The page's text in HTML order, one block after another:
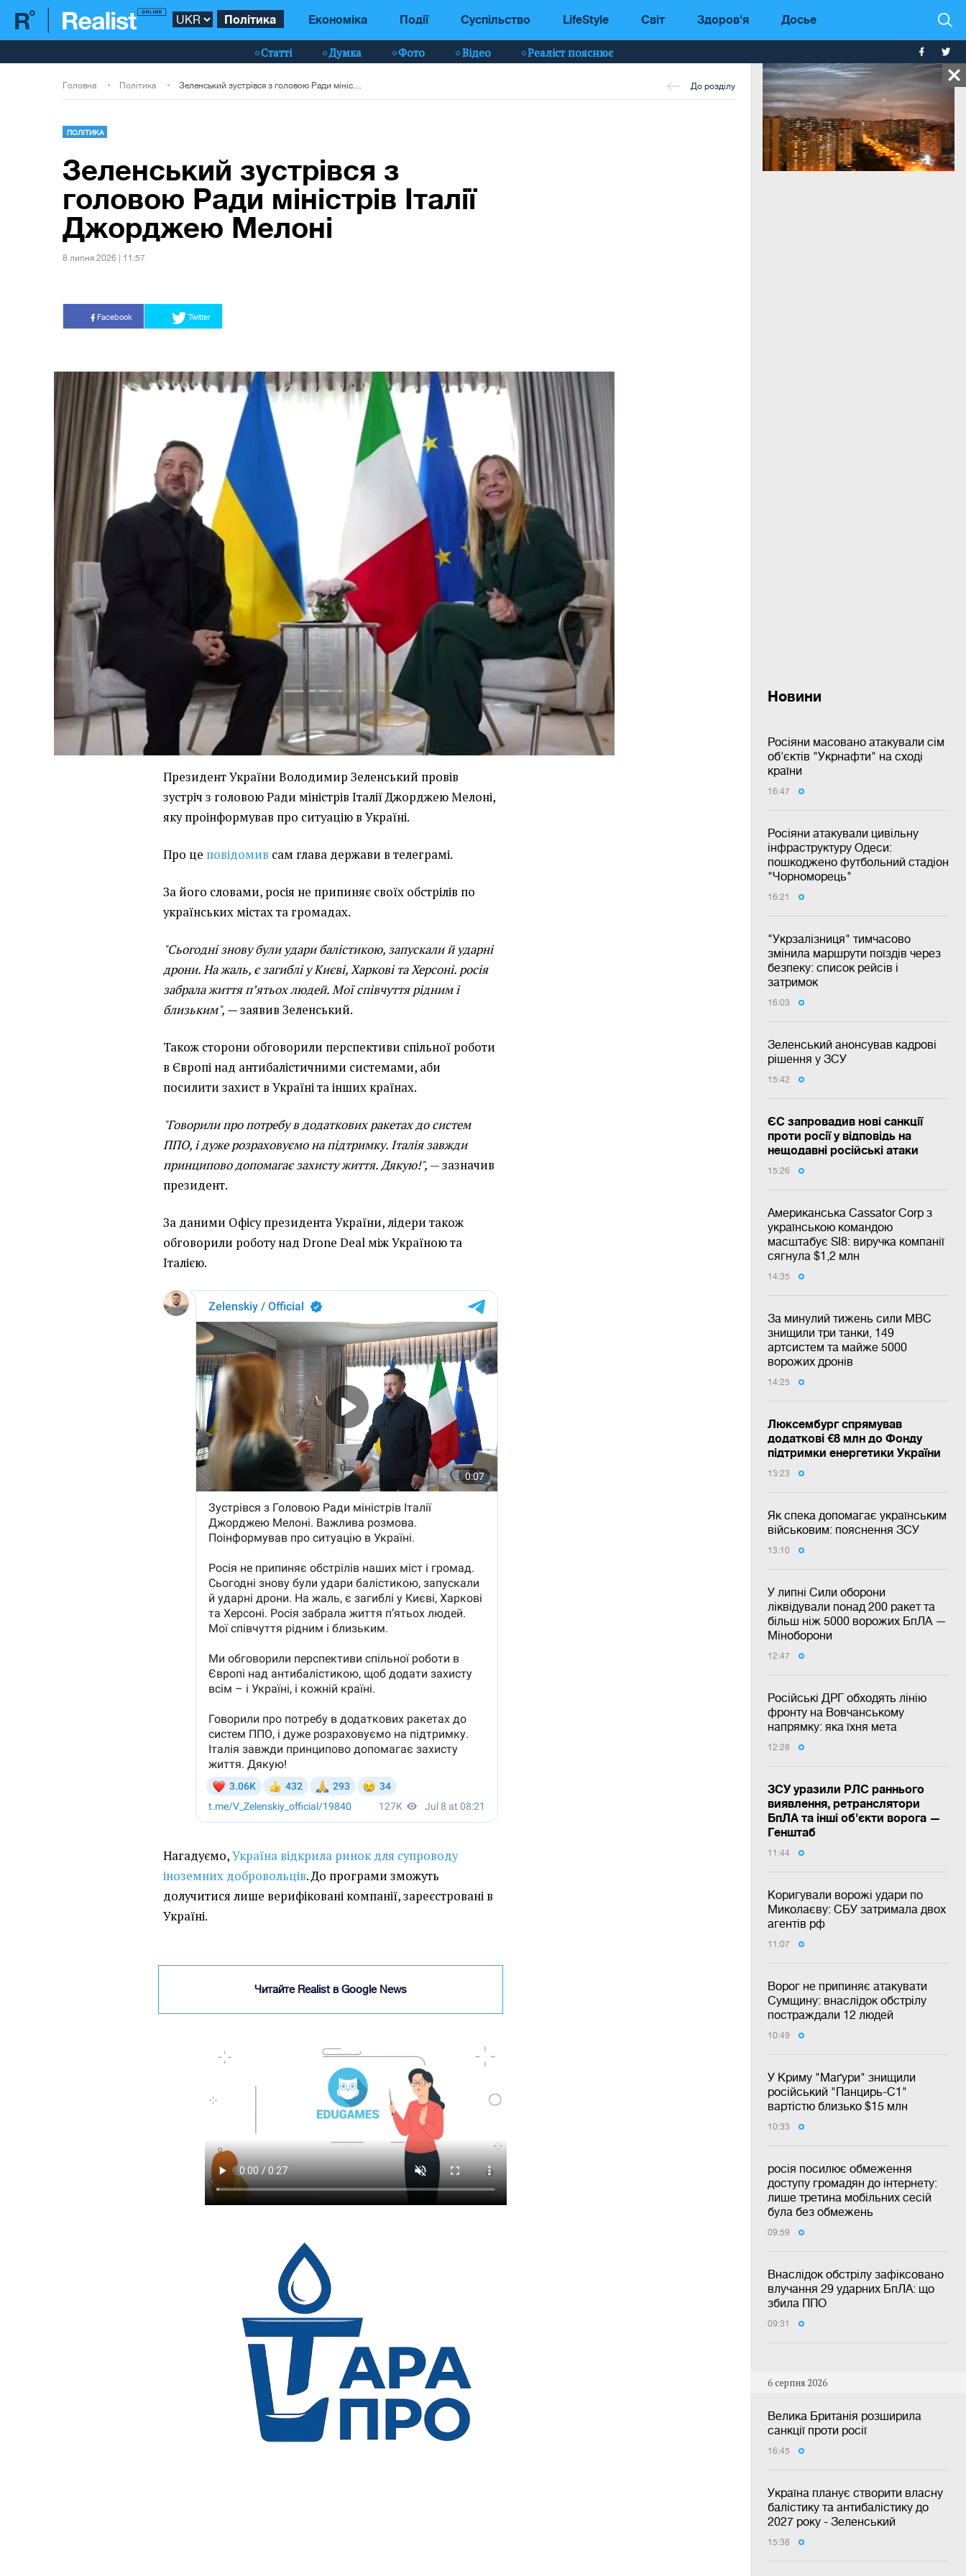
Політика Економіка Події Суспільство LifeStyle Світ Здоров'я Досье
Статті Думка Фото Відео Реаліст пояснює
Новини
Росіяни масовано атакували сім
об'єктів "Укрнафти" на сході
країни
16:47
Росіяни атакували цивільну
інфраструктуру Одеси:
пошкоджено футбольний стадіон
"Чорноморець"
16:21
"Укрзалізниця" тимчасово
змінила маршрути поїздів через
безпеку: список рейсів і
затримок
16:03
Зеленський анонсував кадрові
рішення у ЗСУ
15:42
ЄС запровадив нові санкції
проти росії у відповідь на
нещодавні російські атаки
15:26
Американська Cassator Corp з
українською командою
масштабує SI8: виручка компанії
сягнула $1,2 млн
14:35
За минулий тижень сили МВС
знищили три танки, 149
артсистем та майже 5000
ворожих дронів
14:25
Люксембург спрямував
додаткові €8 млн до Фонду
підтримки енергетики України
13:23
Як спека допомагає українським
військовим: пояснення ЗСУ
13:10
У липні Сили оборони
ліквідували понад 200 ракет та
більш ніж 5000 ворожих БпЛА —
Міноборони
12:47
Російські ДРГ обходять лінію
фронту на Вовчанському
напрямку: яка їхня мета
12:28
ЗСУ уразили РЛС раннього
виявлення, ретранслятори
БпЛА та інші об'єкти ворога —
Генштаб
11:44
Коригували ворожі удари по
Миколаєву: СБУ затримала двох
агентів рф
11:07
Ворог не припиняє атакувати
Сумщину: внаслідок обстрілу
постраждали 12 людей
10:49
У Криму "Маґури" знищили
російський "Панцирь-С1"
вартістю близько $15 млн
10:33
росія посилює обмеження
доступу громадян до інтернету:
лише третина мобільних сесій
була без обмежень
09:59
Внаслідок обстрілу зафіксовано
влучання 29 ударних БпЛА: що
збила ППО
09:31
6 серпня 2026
Велика Британія розширила
санкції проти росії
16:45
Україна планує створити власну
балістику та антибалістику до
2027 року - Зеленський
15:38
Головна Політика До розділу
ПОЛІТИКА
Зеленський зустрівся з
головою Ради міністрів Італії
Джорджею Мелоні
8 липня 2026 | 11:57
Facebook Twitter
Президент України Володимир Зеленський провів
зустріч з головою Ради міністрів Італії Джорджею Мелоні,
яку проінформував про ситуацію в Україні.
Про це повідомив сам глава держави в телеграмі.
За його словами, росія не припиняє своїх обстрілів по
українських містах та громадах.
"Сьогодні знову були удари балістикою, запускали й ударні
дрони. На жаль, є загиблі у Києві, Харкові та Херсоні. росія
забрала життя п’ятьох людей. Мої співчуття рідним і
близьким", —заявив Зеленський.
Також сторони обговорили перспективи спільної роботи
в Європі над антибалістичними системами, аби
посилити захист в Україні та інших країнах.
"Говорили про потребу в додаткових ракетах до систем
ППО, і дуже розраховуємо на підтримку. Італія завжди
принципово допомагає захисту життя. Дякую!", — зазначив
президент.
За даними Офісу президента України, лідери також
обговорили роботу над Drone Deal між Україною та
Італією.
Нагадуємо,Україна відкрила ринок для супроводу
іноземних добровольців. До програми зможуть
долучитися лише верифіковані компанії, зареєстровані в
Україні.
Читайте Realist в Google News